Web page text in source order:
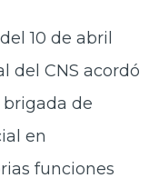
10 de abril
del CNS acordó
de
en
funciones